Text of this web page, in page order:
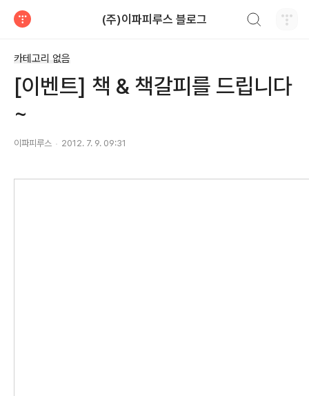
(주)이파피루스 블로그
카테고리 없음
[이벤트] 책 & 책갈피를 드립니다
~
이파피루스 2012. 7. 9. 09:31